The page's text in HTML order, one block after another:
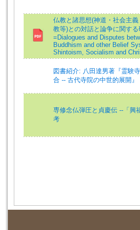
仏教と諸思想(神道・社会主義
教等)との対話と論争に関する
=Dialogues and Disputes
Buddhism and other Belief
Shintoism, Socialism and
図書紹介: 八田達男著『霊験
合 -- 古代寺院の中世的展開』
専修念仏弾圧と貞慶伝 --「興
考